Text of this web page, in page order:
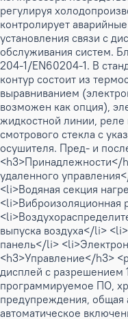
регулируя
контролирует
установления связи с
обслуживания систем.
204-1/EN60204-1. В
контур состоит из
выравниванием
возможен как опция),
жидкостной линии, реле
смотрового стекла с
осушителя. Пред- и
<h3>Принадлежности</
удаленного
<li>Водяная секция
<li>Виброизоляционная
выпуска воздуха</li>
панель</li>
<h3>Управление</h3>
дисплей с разрешением
программируемое ПО,
предупреждения, общая
автоматическое